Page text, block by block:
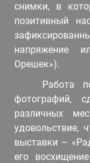
снимки, в
позитивный
напряжение
Орешек»).
Работа
фотографий,
различных
удовольствие,
выставки –
его